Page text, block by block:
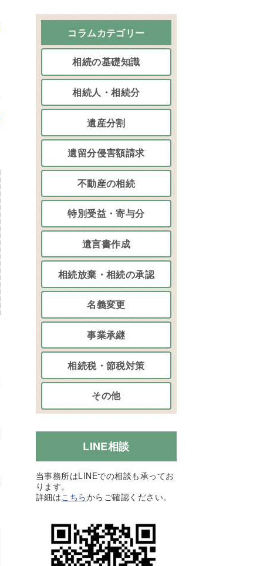
コラムカテゴリー
相続の基礎知識
相続人・相続分
遺産分割
遺留分侵害額請求
不動産の相続
特別受益・寄与分
遺言書作成
相続放棄・相続の承認
名義変更
事業承継
相続税・節税対策
その他
LINE相談
当事務所はLINEでの相談も承ってお
ります。
詳細はこちらからご確認ください。